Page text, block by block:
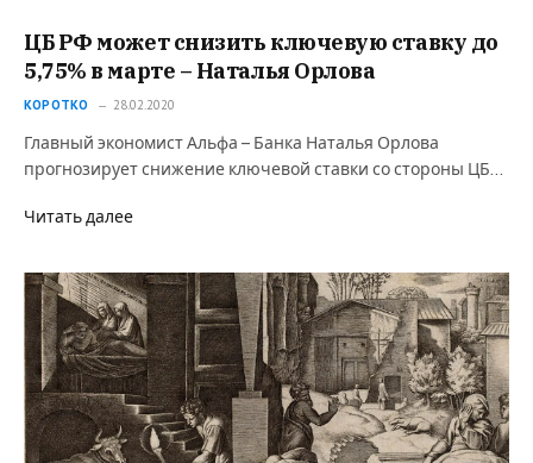
ЦБ РФ может снизить ключевую ставку до
5,75% в марте – Наталья Орлова
КОРОТКО 28.02.2020
Главный экономист Альфа – Банка Наталья Орлова
прогнозирует снижение ключевой ставки со стороны ЦБ…
Читать далее